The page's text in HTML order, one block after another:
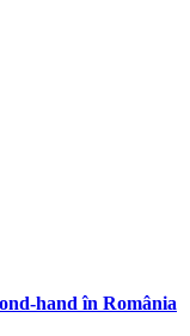
hand în România